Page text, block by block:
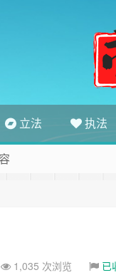
立法 执法
1,035 次浏览 已